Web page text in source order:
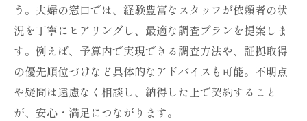
う。夫婦の窓口では、経験豊富なスタッフが依頼者の状
況を丁寧にヒアリングし、最適な調査プランを提案しま
す。例えば、予算内で実現できる調査方法や、証拠取得
の優先順位づけなど具体的なアドバイスも可能。不明点
や疑問は遠慮なく相談し、納得した上で契約すること
が、安心・満足につながります。